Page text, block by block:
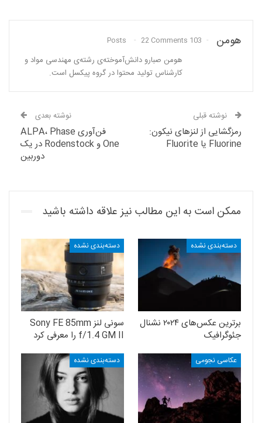
هومن 103 Posts
22 Comments
هومن صبارو دانش‌آموخته‌ی رشته‌ی مهندسی مواد و
کارشناس تولید محتوا در گروه پیکسل است.
نوشته قبلی
رمزگشایی از لنزهای نیکون:
Fluorine یا Fluorite
نوشته بعدی
فن‌آوری ALPA، Phase
One و Rodenstock در یک
دوربین
ممکن است به این مطالب نیز علاقه داشته باشید
دسته‌بندی نشده
برترین عکس‌های ۲۰۲۴ نشنال
جئوگرافیک
دسته‌بندی نشده
سونی لنز Sony FE 85mm
f/1.4 GM II را معرفی کرد
عکاسی نجومی دسته‌بندی نشده